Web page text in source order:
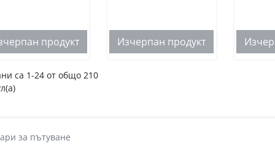
продукт Изчерпан продукт
са 1-24 от общо 210
за пътуване